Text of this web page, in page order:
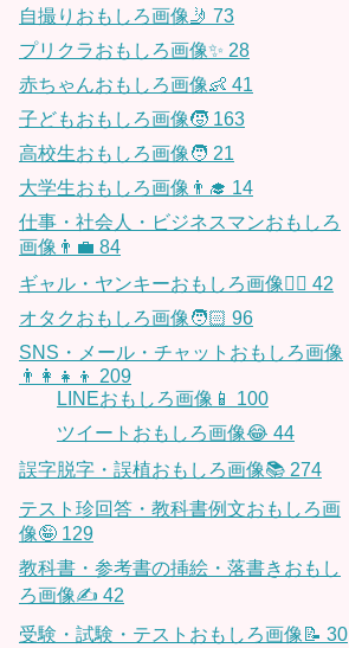
自撮りおもしろ画像🤳 73
プリクラおもしろ画像✨ 28
赤ちゃんおもしろ画像👶 41
子どもおもしろ画像🧒 163
高校生おもしろ画像🧑 21
大学生おもしろ画像👨‍🎓 14
仕事・社会人・ビジネスマンおもしろ
画像👨‍💼 84
ギャル・ヤンキーおもしろ画像👱‍♀️ 42
オタクおもしろ画像🧑🏻 96
SNS・メール・チャットおもしろ画像
👨‍👩‍👧‍👦 209
LINEおもしろ画像📱 100
ツイートおもしろ画像😂 44
誤字脱字・誤植おもしろ画像📚 274
テスト珍回答・教科書例文おもしろ画
像🤪 129
教科書・参考書の挿絵・落書きおもし
ろ画像✍️ 42
受験・試験・テストおもしろ画像📝 30